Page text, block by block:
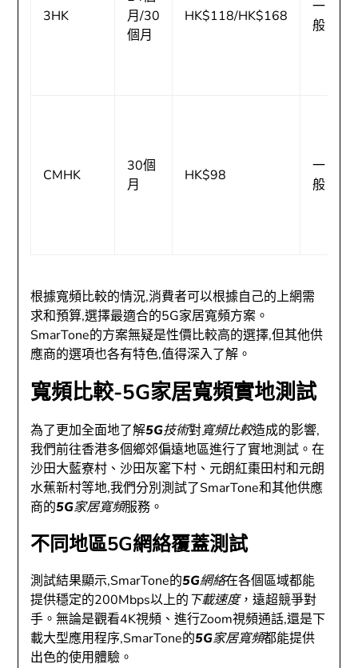
3HK
月/30
個月
HK$118/HK$168
一
般
CMHK
30個
月
HK$98
一
般
根據寬頻比較的情況,消費者可以根據自己的上網需
求和預算,選擇最適合的5G家居寬頻方案。
SmarTone的方案無疑是性價比較高的選擇,但其他供
應商的選項也各有特色,值得深入了解。
寬頻比較-5G家居寬頻實地測試
為了更加全面地了解5G技術對寬頻比較造成的影響,
我們前往香港多個鄉郊偏遠地區進行了實地測試。在
沙田大藍寮村、沙田灰窰下村、元朗紅棗田村和元朗
水蕉新村等地,我們分別測試了SmarTone和其他供應
商的5G家居寬頻服務。
不同地區5G網絡覆蓋測試
測試結果顯示,SmarTone的5G網絡在各個區域都能
提供穩定的200Mbps以上的下載速度，遠超競爭對
手。無論是觀看4K視頻、進行Zoom視頻通話,還是下
載大型應用程序,SmarTone的5G家居寬頻都能提供
出色的使用體驗。